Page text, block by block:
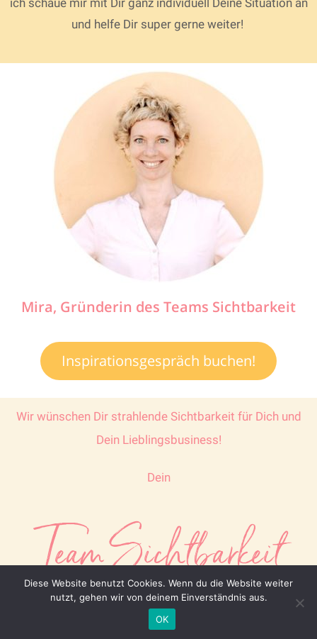
und helfe Dir super gerne weiter!
Mira, Gründerin des Teams Sichtbarkeit
Inspirationsgespräch buchen!
Wir wünschen Dir strahlende Sichtbarkeit für Dich und
Dein Lieblingsbusiness!
Dein
Team Sichtbarkeit
Diese Website benutzt Cookies. Wenn du die Website weiter
nutzt, gehen wir von deinem Einverständnis aus.
OK